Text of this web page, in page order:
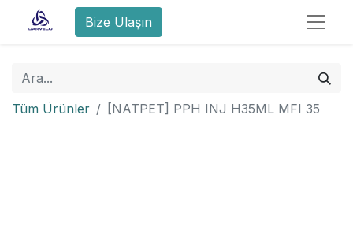
Bize Ulaşın
Tüm Ürünler [NATPET] PPH INJ H35ML MFI 35